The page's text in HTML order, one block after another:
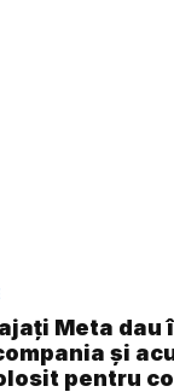
Meta dau
și
pentru